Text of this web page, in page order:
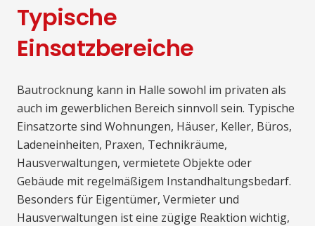
Typische
Einsatzbereiche
Bautrocknung kann in Halle sowohl im privaten als
auch im gewerblichen Bereich sinnvoll sein. Typische
Einsatzorte sind Wohnungen, Häuser, Keller, Büros,
Ladeneinheiten, Praxen, Technikräume,
Hausverwaltungen, vermietete Objekte oder
Gebäude mit regelmäßigem Instandhaltungsbedarf.
Besonders für Eigentümer, Vermieter und
Hausverwaltungen ist eine zügige Reaktion wichtig,